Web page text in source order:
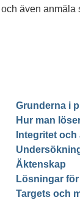
även
Grunderna i
Hur man
Integritet
Äktenskap
Lösningar
Targets och